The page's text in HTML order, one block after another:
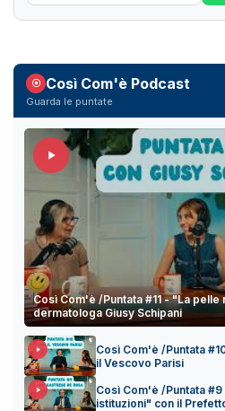
Così Com'è Podcast
Guarda le puntate
Così Com'è /Puntata #11 - "La pelle
dermatologa Giusy Schipani
Così Com'è /Puntata
il Vescovo Parisi
Così Com'è /Puntata
istituzioni" con il